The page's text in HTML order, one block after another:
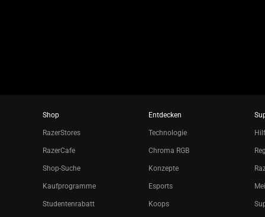
Shop
RazerStores
RazerCafe
Shop-Suche
Kaufprogramme
Studentenrabatt
Entdecken
Technologie
Chroma RGB
Konzepte
Esports
Koops